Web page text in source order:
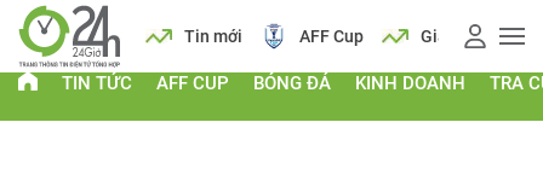
Lịch Tin mới AFF Cup Giá vàng
TIN TỨC AFF CUP BÓNG ĐÁ KINH DOANH TRA